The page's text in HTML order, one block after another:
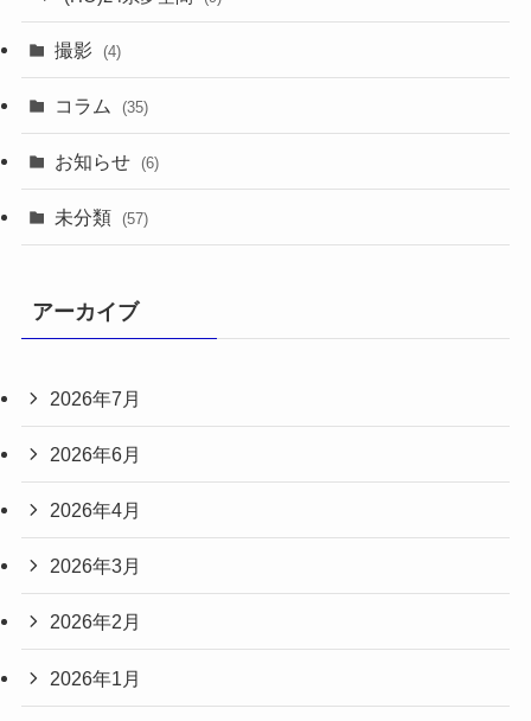
撮影 (4)
コラム (35)
お知らせ (6)
未分類 (57)
アーカイブ
2026年7月
2026年6月
2026年4月
2026年3月
2026年2月
2026年1月